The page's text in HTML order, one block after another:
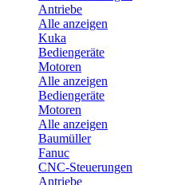
Antriebe
Alle anzeigen
Kuka
Bediengeräte
Motoren
Alle anzeigen
Bediengeräte
Motoren
Alle anzeigen
Baumüller
Fanuc
CNC-Steuerungen
Antriebe